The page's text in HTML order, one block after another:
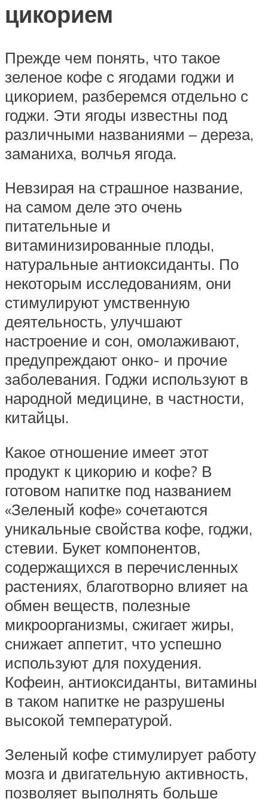
цикорием
Прежде чем понять, что такое
зеленое кофе с ягодами годжи и
цикорием, разберемся отдельно с
годжи. Эти ягоды известны под
различными названиями – дереза,
заманиха, волчья ягода.
Невзирая на страшное название,
на самом деле это очень
питательные и
витаминизированные плоды,
натуральные антиоксиданты. По
некоторым исследованиям, они
стимулируют умственную
деятельность, улучшают
настроение и сон, омолаживают,
предупреждают онко- и прочие
заболевания. Годжи используют в
народной медицине, в частности,
китайцы.
Какое отношение имеет этот
продукт к цикорию и кофе? В
готовом напитке под названием
«Зеленый кофе» сочетаются
уникальные свойства кофе, годжи,
стевии. Букет компонентов,
содержащихся в перечисленных
растениях, благотворно влияет на
обмен веществ, полезные
микроорганизмы, сжигает жиры,
снижает аппетит, что успешно
используют для похудения.
Кофеин, антиоксиданты, витамины
в таком напитке не разрушены
высокой температурой.
Зеленый кофе стимулирует работу
мозга и двигательную активность,
позволяет выполнять больше